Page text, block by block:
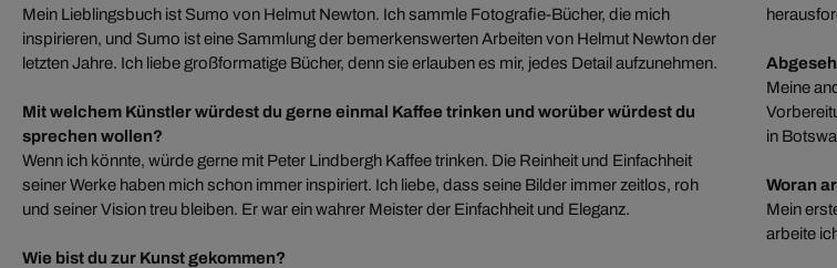
Mein Lieblingsbuch ist Sumo von Helmut Newton. Ich sammle Fotografie-Bücher, die mich
inspirieren, und Sumo ist eine Sammlung der bemerkenswerten Arbeiten von Helmut Newton der
letzten Jahre. Ich liebe großformatige Bücher, denn sie erlauben es mir, jedes Detail aufzunehmen.
Mit welchem Künstler würdest du gerne einmal Kaffee trinken und worüber würdest du
sprechen wollen?
Wenn ich könnte, würde gerne mit Peter Lindbergh Kaffee trinken. Die Reinheit und Einfachheit
seiner Werke haben mich schon immer inspiriert. Ich liebe, dass seine Bilder immer zeitlos, roh
und seiner Vision treu bleiben. Er war ein wahrer Meister der Einfachheit und Eleganz.
Wie bist du zur Kunst gekommen?
Meine
in
Woran
Mein
arbeite